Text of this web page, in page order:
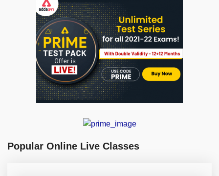
Popular Online Live Classes